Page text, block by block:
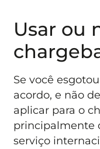
Usar ou
Se você
acordo, e não
aplicar para o
principalmente
serviço